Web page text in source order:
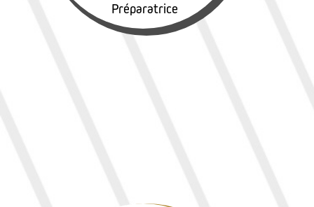
Préparatrice